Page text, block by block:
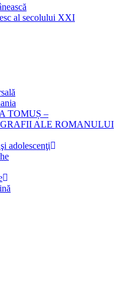
al secolului XXI
TOMUȘ –
ALE ROMANULUI
adolescenţi